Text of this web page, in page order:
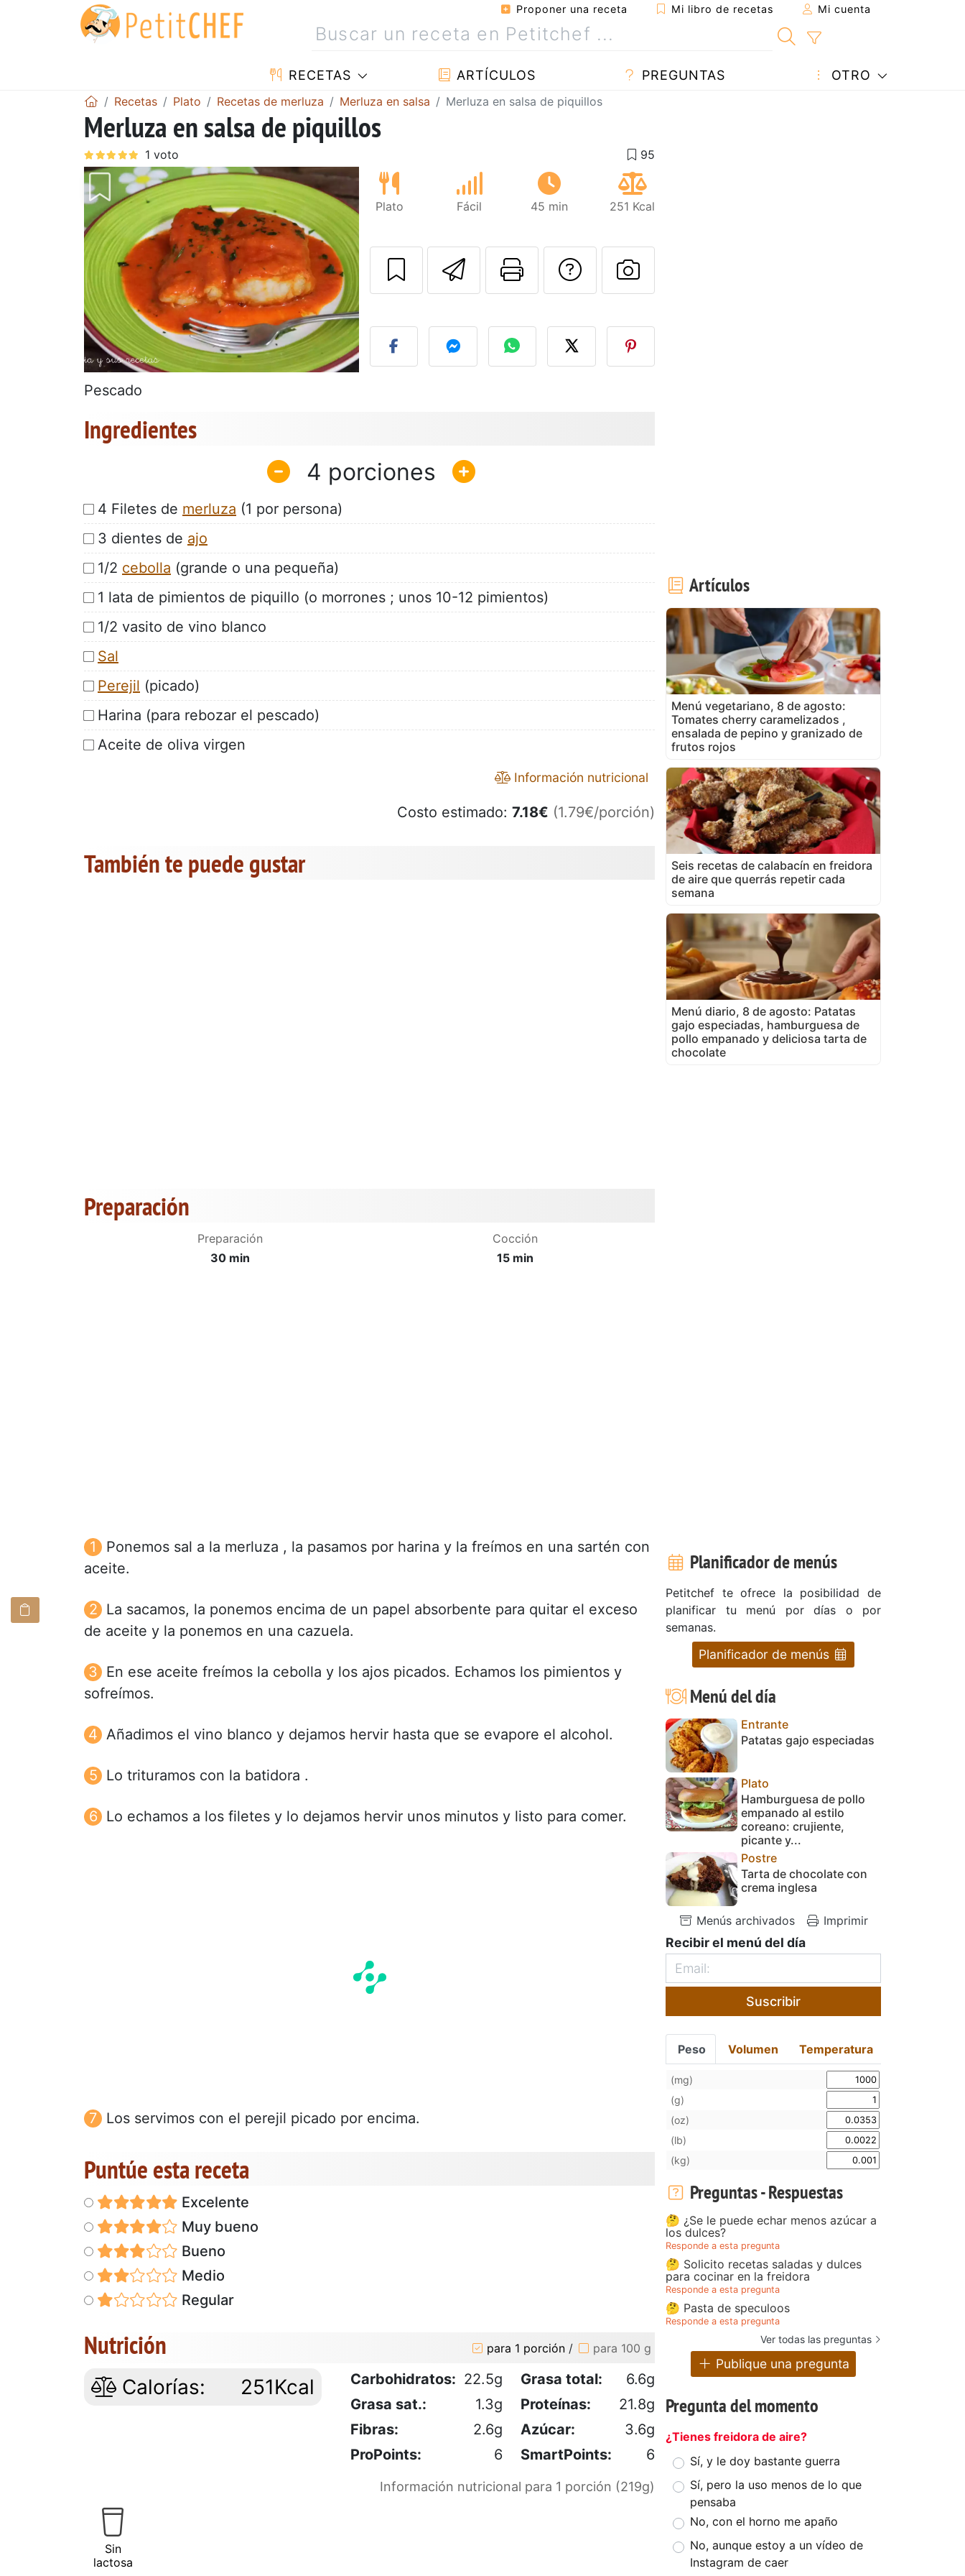
Proponer una receta Mi libro de recetas Mi cuenta
RECETAS ARTÍCULOS PREGUNTAS OTRO
Recetas Plato Recetas de merluza Merluza en salsa Merluza en salsa de piquillos
Merluza en salsa de piquillos
Plato Fácil 45 min 251 Kcal
Enviar esta receta a un amigo
Imprimir esta página
Preguntar al autor
Publicar la foto de esta receta
Pescado
Ingredientes
4
4 Filetes de merluza (1 por persona)
3 dientes de ajo
1/2 cebolla (grande o una pequeña)
1 lata de pimientos de piquillo (o morrones ; unos 10-12 pimientos)
1/2 vasito de vino blanco
Sal
Perejil (picado)
Harina (para rebozar el pescado)
Aceite de oliva virgen
Información nutricional
Costo estimado: 7.18€ (1.79€/porción)
También te puede gustar
Preparación
Preparación
30 min
Cocción
15 min
Ponemos sal a la merluza , la pasamos por harina y la freímos en una sartén con
aceite.
La sacamos, la ponemos encima de un papel absorbente para quitar el exceso
de aceite y la ponemos en una cazuela.
En ese aceite freímos la cebolla y los ajos picados. Echamos los pimientos y
sofreímos.
Añadimos el vino blanco y dejamos hervir hasta que se evapore el alcohol.
Lo trituramos con la batidora .
Lo echamos a los filetes y lo dejamos hervir unos minutos y listo para comer.
Los servimos con el perejil picado por encima.
Puntúe esta receta
Excelente
Muy bueno
Bueno
Medio
Regular
Nutrición para 1 porción / para 100 g
Calorías: 251Kcal Carbohidratos: 22.5g Grasa total:
6.6g
Grasa sat.:
1.3g Proteínas:
21.8g
Fibras:
2.6g Azúcar:
3.6g
ProPoints:
6 SmartPoints: 6
Información nutricional para 1 porción (219g)
Sin
lactosa
Artículos
Menú vegetariano, 8 de agosto:
Tomates cherry caramelizados ,
ensalada de pepino y granizado de
frutos rojos
Seis recetas de calabacín en freidora
de aire que querrás repetir cada
semana
Menú diario, 8 de agosto: Patatas
gajo especiadas, hamburguesa de
pollo empanado y deliciosa tarta de
chocolate
Planificador de menús
Petitchef te ofrece la posibilidad de
planificar tu menú por días o por
semanas.
Planificador de menús
Menú del día
Entrante
Patatas gajo especiadas
Plato
Hamburguesa de pollo
empanado al estilo
coreano: crujiente,
picante y...
Postre
Tarta de chocolate con
crema inglesa
Menús archivados Imprimir
Recibir el menú del día
Suscribir
Peso Volumen Temperatura
(mg)
(g)
(oz)
(lb)
(kg)
Preguntas - Respuestas
🤔 ¿Se le puede echar menos azúcar a
los dulces?
Responde a esta pregunta
🤔 Solicito recetas saladas y dulces
para cocinar en la freidora
Responde a esta pregunta
🤔 Pasta de speculoos
Responde a esta pregunta
Ver todas las preguntas
Publique una pregunta
Pregunta del momento
¿Tienes freidora de aire?
Sí, y le doy bastante guerra
Sí, pero la uso menos de lo que
pensaba
No, con el horno me apaño
No, aunque estoy a un vídeo de
Instagram de caer